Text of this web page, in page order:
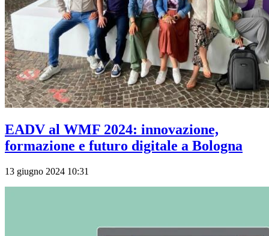
EADV al WMF 2024: innovazione,
formazione e futuro digitale a Bologna
13 giugno 2024 10:31